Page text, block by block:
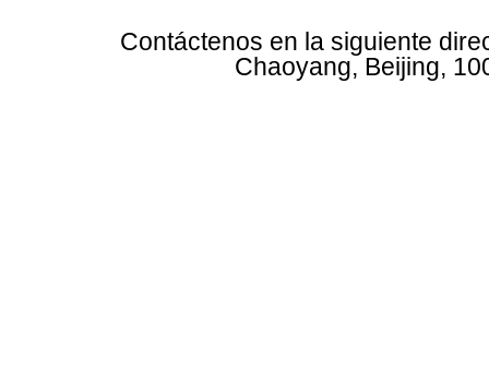
Contáctenos en la siguiente
Chaoyang, Beijing,